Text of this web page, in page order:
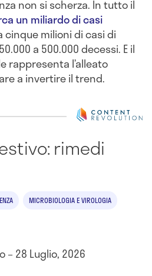
non si scherza. In tutto il
un miliardo di casi
cinque milioni di casi di
a 500.000 decessi. E il
rappresenta l’alleato
a invertire il trend.
rimedi
MICROBIOLOGIA E VIROLOGIA
28 Luglio, 2026